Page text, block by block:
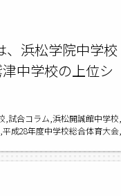
、浜松学院中学校
中学校の上位シ
,試合コラム,浜松開誠館中学校,
成28年度中学校総合体育大会,